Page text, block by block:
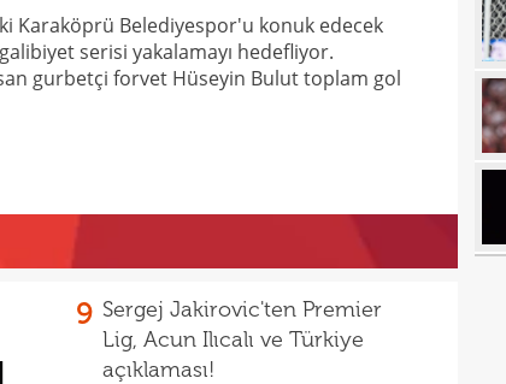
Karaköprü Belediyespor'u konuk edecek
serisi yakalamayı hedefliyor.
gurbetçi forvet Hüseyin Bulut toplam gol
9 Sergej Jakirovic'ten Premier
Lig, Acun Ilıcalı ve Türkiye
açıklaması!